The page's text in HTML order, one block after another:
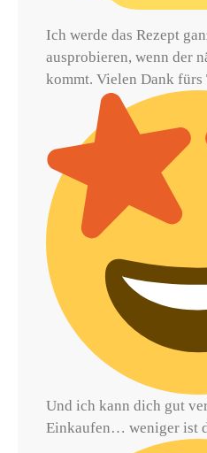
Ich werde das Rezept
ausprobieren, wenn der
kommt. Vielen Dank fürs
Und ich kann dich gut
Einkaufen… weniger ist